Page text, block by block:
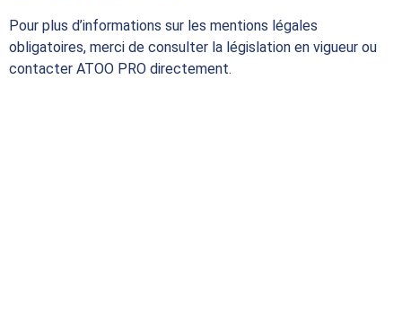
Pour plus d’informations sur les mentions légales
obligatoires, merci de consulter la législation en vigueur ou
contacter ATOO PRO directement.